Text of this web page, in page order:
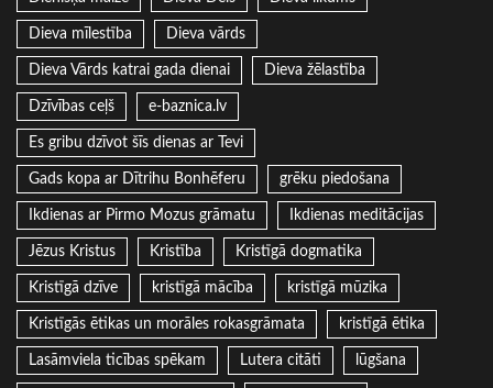
Dieva mīlestība Dieva vārds
Dieva Vārds katrai gada dienai Dieva žēlastība
Dzīvības ceļš e-baznica.lv
Es gribu dzīvot šīs dienas ar Tevi
Gads kopa ar Dītrihu Bonhēferu grēku piedošana
Ikdienas ar Pirmo Mozus grāmatu Ikdienas meditācijas
Jēzus Kristus Kristība Kristīgā dogmatika
Kristīgā dzīve kristīgā mācība kristīgā mūzika
Kristīgās ētikas un morāles rokasgrāmata kristīgā ētika
Lasāmviela ticības spēkam Lutera citāti lūgšana